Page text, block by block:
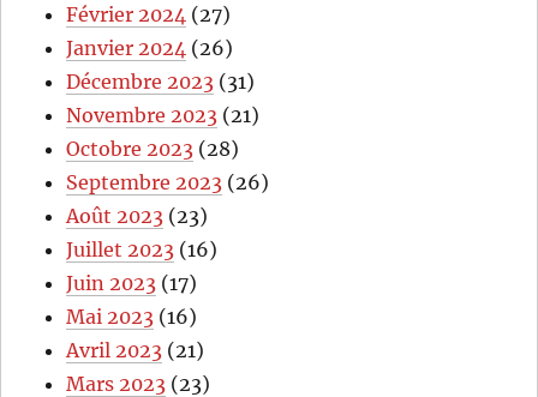
Février 2024 (27)
Janvier 2024 (26)
Décembre 2023 (31)
Novembre 2023 (21)
Octobre 2023 (28)
Septembre 2023 (26)
Août 2023 (23)
Juillet 2023 (16)
Juin 2023 (17)
Mai 2023 (16)
Avril 2023 (21)
Mars 2023 (23)